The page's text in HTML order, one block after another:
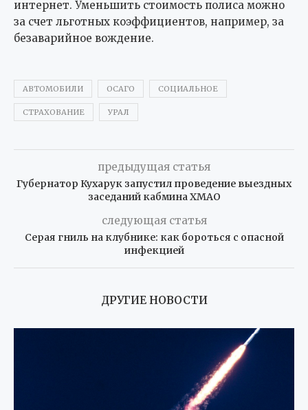
интернет. Уменьшить стоимость полиса можно
за счет льготных коэффициентов, например, за
безаварийное вождение.
АВТОМОБИЛИ ОСАГО СОЦИАЛЬНОЕ
СТРАХОВАНИЕ УРАЛ
предыдущая статья
Губернатор Кухарук запустил проведение выездных
заседаний кабмина ХМАО
следующая статья
Серая гниль на клубнике: как бороться с опасной
инфекцией
ДРУГИЕ НОВОСТИ